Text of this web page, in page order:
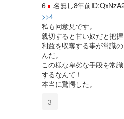
6 名無し8年前
>>4
私も同意見です。
親切すると甘い奴だと把
利益を収奪する事が常識
んだ。
この様な卑劣な手段を常
するなんて！
本当に驚愕した。
3